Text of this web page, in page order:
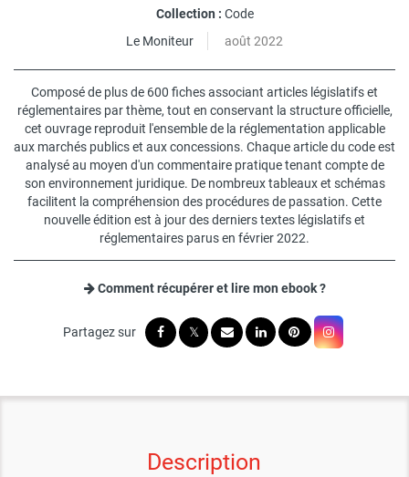
Collection : Code
Le Moniteur
août 2022
Composé de plus de 600 fiches associant articles législatifs et
réglementaires par thème, tout en conservant la structure officielle,
cet ouvrage reproduit l'ensemble de la réglementation applicable
aux marchés publics et aux concessions. Chaque article du code est
analysé au moyen d'un commentaire pratique tenant compte de
son environnement juridique. De nombreux tableaux et schémas
facilitent la compréhension des procédures de passation. Cette
nouvelle édition est à jour des derniers textes législatifs et
réglementaires parus en février 2022.
Comment récupérer et lire mon ebook ?
Description